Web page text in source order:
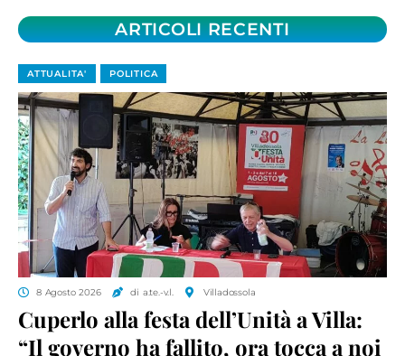
ARTICOLI RECENTI
ATTUALITA' POLITICA
8 Agosto 2026 di a.te.-v.l. Villadossola
Cuperlo alla festa dell’Unità a Villa:
“Il governo ha fallito, ora tocca a noi